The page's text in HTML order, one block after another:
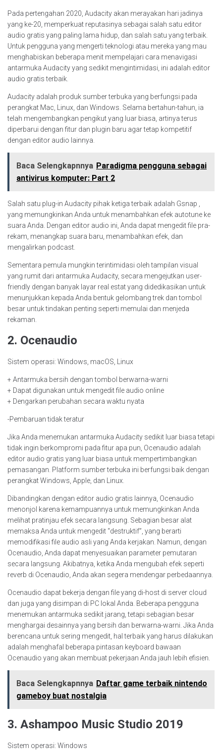
Pada pertengahan 2020, Audacity akan merayakan hari jadinya
yang ke-20, memperkuat reputasinya sebagai salah satu editor
audio gratis yang paling lama hidup, dan salah satu yang terbaik.
Untuk pengguna yang mengerti teknologi atau mereka yang mau
menghabiskan beberapa menit mempelajari cara menavigasi
antarmuka Audacity yang sedikit mengintimidasi, ini adalah editor
audio gratis terbaik.
Audacity adalah produk sumber terbuka yang berfungsi pada
perangkat Mac, Linux, dan Windows. Selama bertahun-tahun, ia
telah mengembangkan pengikut yang luar biasa, artinya terus
diperbarui dengan fitur dan plugin baru agar tetap kompetitif
dengan editor audio lainnya.
Baca Selengkapnnya Paradigma pengguna sebagai
antivirus komputer: Part 2
Salah satu plug-in Audacity pihak ketiga terbaik adalah Gsnap ,
yang memungkinkan Anda untuk menambahkan efek autotune ke
suara Anda. Dengan editor audio ini, Anda dapat mengedit file pra-
rekam, menangkap suara baru, menambahkan efek, dan
mengalirkan podcast.
Sementara pemula mungkin terintimidasi oleh tampilan visual
yang rumit dari antarmuka Audacity, secara mengejutkan user-
friendly dengan banyak layar real estat yang didedikasikan untuk
menunjukkan kepada Anda bentuk gelombang trek dan tombol
besar untuk tindakan penting seperti memulai dan menjeda
rekaman.
2. Ocenaudio
Sistem operasi: Windows, macOS, Linux
+ Antarmuka bersih dengan tombol berwarna-warni
+ Dapat digunakan untuk mengedit file audio online
+ Dengarkan perubahan secara waktu nyata
-Pembaruan tidak teratur
Jika Anda menemukan antarmuka Audacity sedikit luar biasa tetapi
tidak ingin berkompromi pada fitur apa pun, Ocenaudio adalah
editor audio gratis yang luar biasa untuk mempertimbangkan
pemasangan. Platform sumber terbuka ini berfungsi baik dengan
perangkat Windows, Apple, dan Linux.
Dibandingkan dengan editor audio gratis lainnya, Ocenaudio
menonjol karena kemampuannya untuk memungkinkan Anda
melihat pratinjau efek secara langsung. Sebagian besar alat
memaksa Anda untuk mengedit “destruktif”, yang berarti
memodifikasi file audio asli yang Anda kerjakan. Namun, dengan
Ocenaudio, Anda dapat menyesuaikan parameter pemutaran
secara langsung. Akibatnya, ketika Anda mengubah efek seperti
reverb di Ocenaudio, Anda akan segera mendengar perbedaannya.
Ocenaudio dapat bekerja dengan file yang di-host di server cloud
dan juga yang disimpan di PC lokal Anda. Beberapa pengguna
menemukan antarmuka sedikit jarang, tetapi sebagian besar
menghargai desainnya yang bersih dan berwarna-warni. Jika Anda
berencana untuk sering mengedit, hal terbaik yang harus dilakukan
adalah menghafal beberapa pintasan keyboard bawaan
Ocenaudio yang akan membuat pekerjaan Anda jauh lebih efisien.
Baca Selengkapnnya Daftar game terbaik nintendo
gameboy buat nostalgia
3. Ashampoo Music Studio 2019
Sistem operasi: Windows